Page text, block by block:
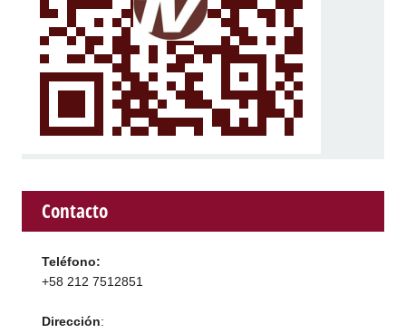
Contacto
Teléfono:
+58 212 7512851
Dirección: